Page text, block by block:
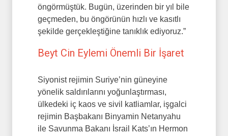
öngörmüştük. Bugün, üzerinden bir yıl bile
geçmeden, bu öngörünün hızlı ve kasıtlı
şekilde gerçekleştiğine tanıklık ediyoruz.”
Beyt Cin Eylemi Önemli Bir İşaret
Siyonist rejimin Suriye’nin güneyine
yönelik saldırılarını yoğunlaştırması,
ülkedeki iç kaos ve sivil katliamlar, işgalci
rejimin Başbakanı Binyamin Netanyahu
ile Savunma Bakanı İsrail Kats’ın Hermon